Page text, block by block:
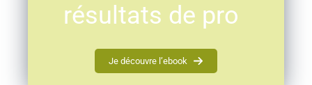
résultats de pro
Je découvre l’ebook